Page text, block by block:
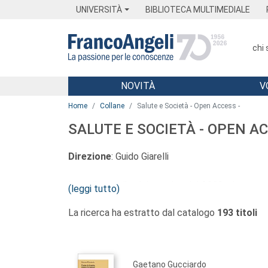
UNIVERSITÀ BIBLIOTECA MULTIMEDIALE
chi
Menu
NOVITÀ
Home Collane Salute e Società - Open Access -
SALUTE E SOCIETÀ - OPEN
Direzione: Guido Giarelli
La collana editoriale, attiva dal 2002, si
e metodologici. Essa accoglie sia testi di
carattere qualitativo e/o quantitativo
e-book.
(leggi tutto)
La ricerca ha estratto dal catalogo 193 titoli
Gaetano Gucciardo